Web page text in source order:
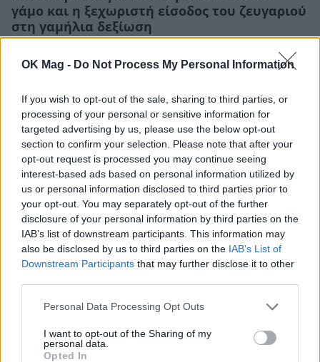
OK Mag - Do Not Process My Personal Information
If you wish to opt-out of the sale, sharing to third parties, or
processing of your personal or sensitive information for
targeted advertising by us, please use the below opt-out
section to confirm your selection. Please note that after your
opt-out request is processed you may continue seeing
interest-based ads based on personal information utilized by
us or personal information disclosed to third parties prior to
your opt-out. You may separately opt-out of the further
disclosure of your personal information by third parties on the
IAB’s list of downstream participants. This information may
also be disclosed by us to third parties on the IAB’s List of
Downstream Participants that may further disclose it to other
Personal Data Processing Opt Outs
I want to opt-out of the Sharing of my
personal data.
Opted In
γάμο και η ξεχωριστή είσοδος του ζευγαριού
στη γαμήλια δεξίωση
Μελία Κράιλινγκ: Το ονειρικό reel μετά τον
γάμο της στη Σύρο – Ο χορός στην αγκαλιά
ταινία!
CELEBRITIES